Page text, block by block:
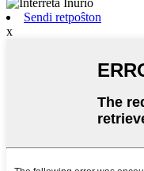
Sendi retpoŝton
x